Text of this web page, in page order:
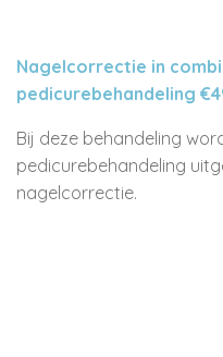
Nagelcorrectie in
pedicurebehandeling
Bij deze behandeling
pedicurebehandeling
nagelcorrectie.